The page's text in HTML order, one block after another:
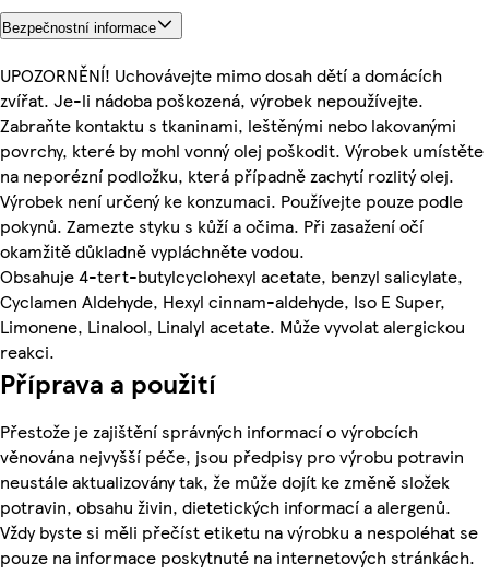
Bezpečnostní informace
UPOZORNĚNÍ! Uchovávejte mimo dosah dětí a domácích
zvířat. Je-li nádoba poškozená, výrobek nepoužívejte.
Zabraňte kontaktu s tkaninami, leštěnými nebo lakovanými
povrchy, které by mohl vonný olej poškodit. Výrobek umístěte
na neporézní podložku, která případně zachytí rozlitý olej.
Výrobek není určený ke konzumaci. Používejte pouze podle
pokynů. Zamezte styku s kůží a očima. Při zasažení očí
okamžitě důkladně vypláchněte vodou.
Obsahuje 4-tert-butylcyclohexyl acetate, benzyl salicylate,
Cyclamen Aldehyde, Hexyl cinnam-aldehyde, Iso E Super,
Limonene, Linalool, Linalyl acetate. Může vyvolat alergickou
reakci.
Příprava a použití
Přestože je zajištění správných informací o výrobcích
věnována nejvyšší péče, jsou předpisy pro výrobu potravin
neustále aktualizovány tak, že může dojít ke změně složek
potravin, obsahu živin, dietetických informací a alergenů.
Vždy byste si měli přečíst etiketu na výrobku a nespoléhat se
pouze na informace poskytnuté na internetových stránkách.